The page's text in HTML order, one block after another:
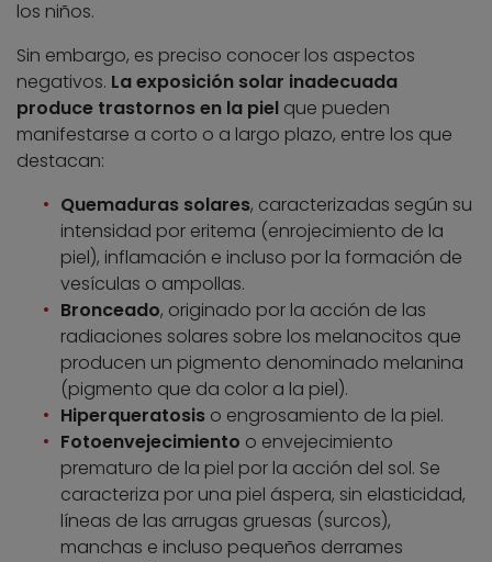
los niños.
Sin embargo, es preciso conocer los aspectos
negativos. La exposición solar inadecuada
produce trastornos en la piel que pueden
manifestarse a corto o a largo plazo, entre los que
destacan:
Quemaduras solares, caracterizadas según su
intensidad por eritema (enrojecimiento de la
piel), inflamación e incluso por la formación de
vesículas o ampollas.
Bronceado, originado por la acción de las
radiaciones solares sobre los melanocitos que
producen un pigmento denominado melanina
(pigmento que da color a la piel).
Hiperqueratosis o engrosamiento de la piel.
Fotoenvejecimiento o envejecimiento
prematuro de la piel por la acción del sol. Se
caracteriza por una piel áspera, sin elasticidad,
líneas de las arrugas gruesas (surcos),
manchas e incluso pequeños derrames